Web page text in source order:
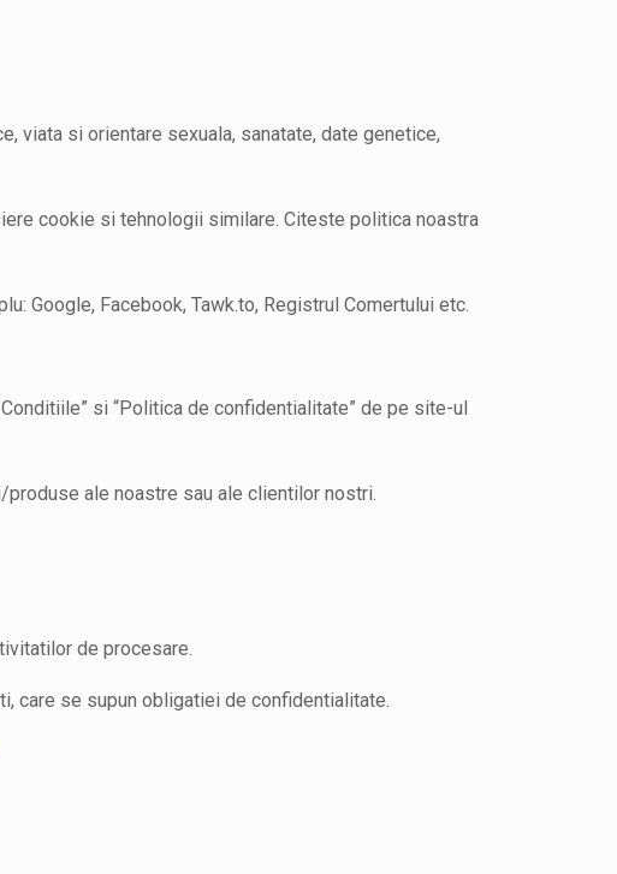
viata si orientare sexuala, sanatate, date genetice,
cookie si tehnologii similare. Citeste politica noastra
Google, Facebook, Tawk.to, Registrul Comertului etc.
si “Politica de confidentialitate” de pe site-ul
ale noastre sau ale clientilor nostri.
de procesare.
care se supun obligatiei de confidentialitate.